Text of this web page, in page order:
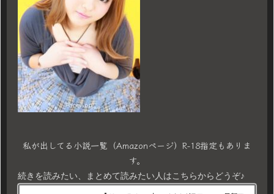
私が出してる小説一覧（Amazonページ）R-18指定もありま
す。
続きを読みたい、まとめて読みたい人はこちらからどうぞ♪